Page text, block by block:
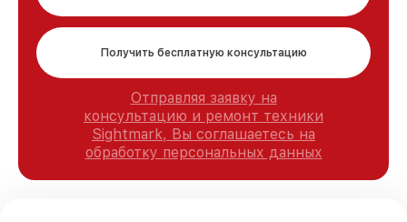
Получить бесплатную консультацию
Отправляя заявку на
консультацию и ремонт техники
Sightmark, Вы соглашаетесь на
обработку персональных данных